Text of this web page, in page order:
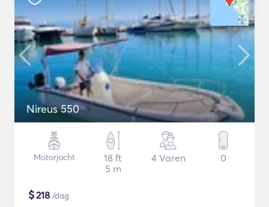
Nireus 550
Motorjacht
18 ft
5 m
4 Varen 0
$218 /dag